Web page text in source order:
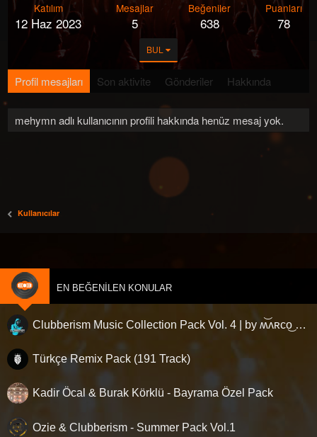
Katılım
12 Haz 2023
Mesajlar
5
Beğeniler
638
Puanları
78
BUL
Profil mesajları Son aktivite Gönderiler Hakkında
mehymn adlı kullanıcının profili hakkında henüz mesaj yok.
Kullanıcılar
EN BEĞENILEN KONULAR
Clubberism Music Collection Pack Vol. 4 | by ʍ͝ʌʀco͜ ʌɴϯσɴio ҇
Türkçe Remix Pack (191 Track)
Kadir Öcal & Burak Körklü - Bayrama Özel Pack
Ozie & Clubberism - Summer Pack Vol.1